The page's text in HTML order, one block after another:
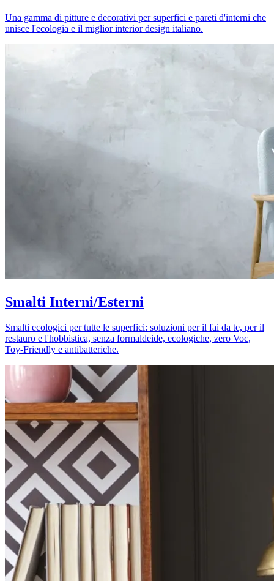
Una gamma di pitture e decorativi per superfici e pareti d'interni che
unisce l'ecologia e il miglior interior design italiano.
Smalti Interni/Esterni
Smalti ecologici per tutte le superfici: soluzioni per il fai da te, per il
restauro e l'hobbistica, senza formaldeide, ecologiche, zero Voc,
Toy-Friendly e antibatteriche.